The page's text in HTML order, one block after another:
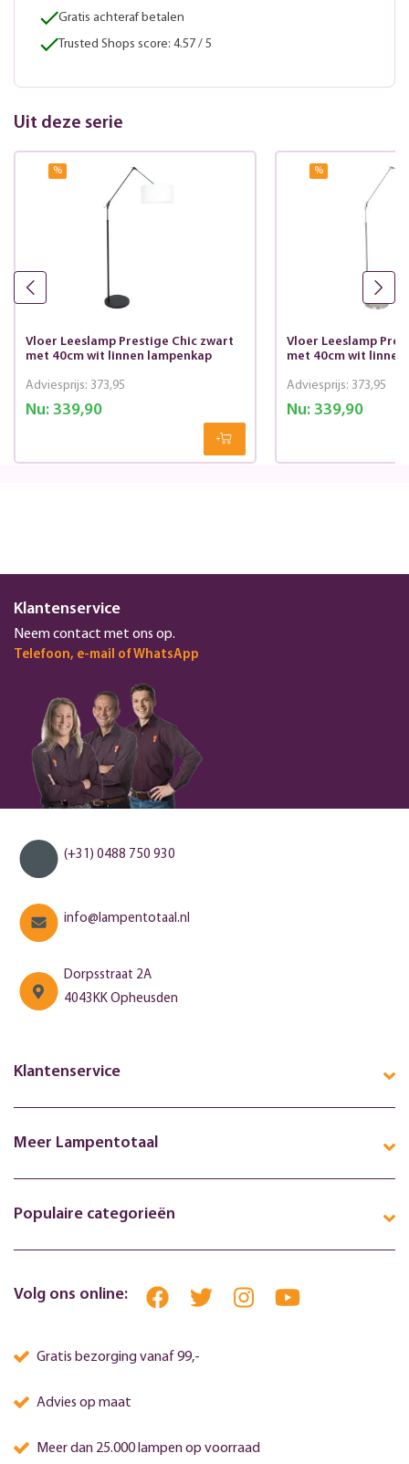
Gratis achteraf betalen
Trusted Shops score: 4.57 / 5
Uit deze serie
%
Vloer Leeslamp Prestige Chic zwart
met 40cm wit linnen lampenkap
Nu:339,90
Adviesprijs: 373,95
%
Vloer Leeslamp
met 40cm wit linnen
Nu:339,90
Adviesprijs: 373,95
Klantenservice
Neem contact met ons op.
Telefoon, e-mail of WhatsApp
(+31) 0488 750 930
info@lampentotaal.nl
Dorpsstraat 2A
4043KK Opheusden
Klantenservice
Meer Lampentotaal
Populaire categorieën
Volg ons online:
Gratis bezorging vanaf 99,-
Advies op maat
Meer dan 25.000 lampen op voorraad